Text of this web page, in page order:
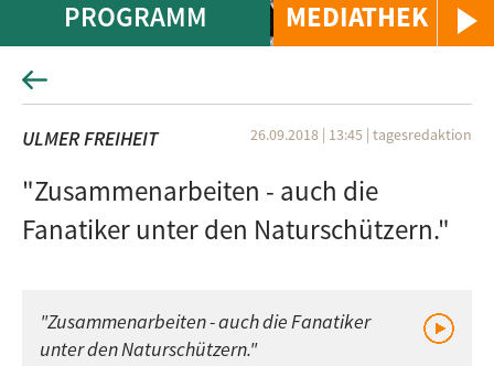
MEDIATHEK
PROGRAMM
ULMER FREIHEIT 26.09.2018 | 13:45 | tagesredaktion
"Zusammenarbeiten - auch die
Fanatiker unter den Naturschützern."
"Zusammenarbeiten - auch die Fanatiker
unter den Naturschützern."